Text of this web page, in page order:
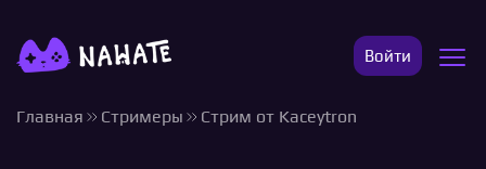
Войти
Главная Стримеры Стрим от Kaceytron